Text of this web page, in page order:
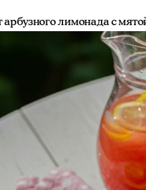
арбузного лимонада с